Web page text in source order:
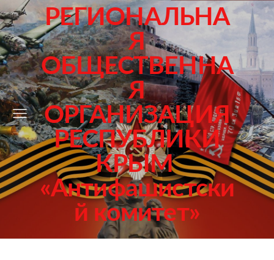
РЕГИОНАЛЬНА
Я
ОБЩЕСТВЕННА
Я
ОРГАНИЗАЦИЯ
РЕСПУБЛИКИ
КРЫМ
«Антифашистски
й комитет»